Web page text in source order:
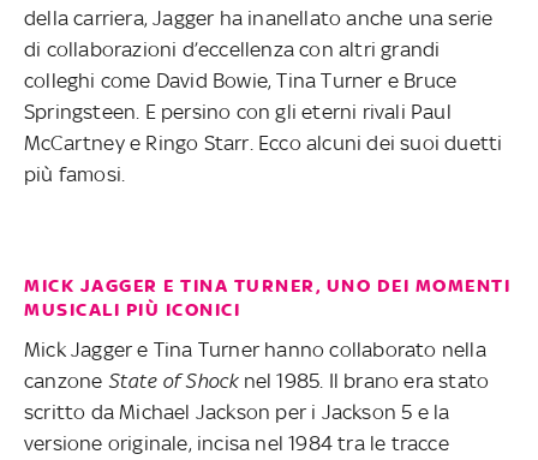
della carriera, Jagger ha inanellato anche una serie
di collaborazioni d’eccellenza con altri grandi
colleghi come David Bowie, Tina Turner e Bruce
Springsteen. E persino con gli eterni rivali Paul
McCartney e Ringo Starr. Ecco alcuni dei suoi duetti
più famosi.
MICK JAGGER E TINA TURNER, UNO DEI MOMENTI
MUSICALI PIÙ ICONICI
Mick Jagger e Tina Turner hanno collaborato nella
canzone State of Shocknel 1985. Il brano era stato
scritto da Michael Jackson per i Jackson 5 e la
versione originale, incisa nel 1984 tra le tracce